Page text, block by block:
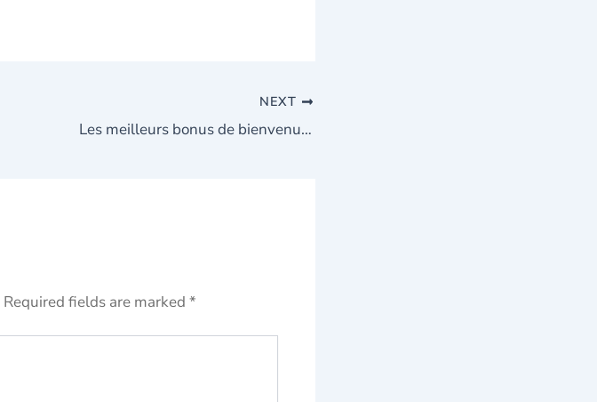
NEXT
Les meilleurs bonus de bienvenue sur Lucky8 casino
Required fields are marked *